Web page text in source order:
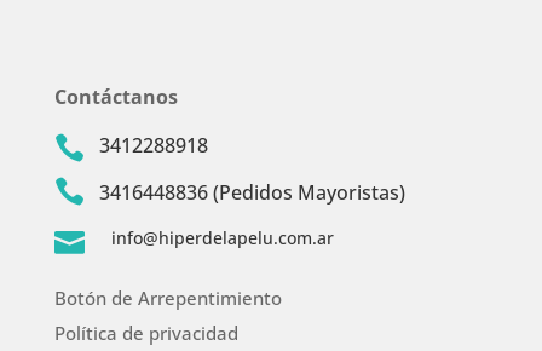
Contáctanos
 3412288918
 3416448836 (Pedidos Mayoristas)
 info@hiperdelapelu.com.ar
Botón de Arrepentimiento
Política de privacidad